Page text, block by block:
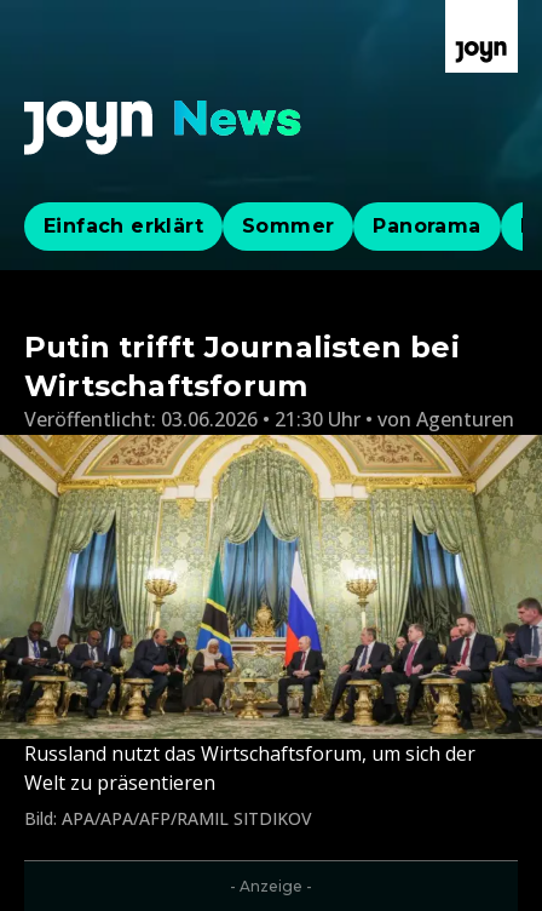
Einfach erklärt Sommer Panorama
Putin trifft Journalisten bei
Wirtschaftsforum
Veröffentlicht: 03.06.2026 • 21:30 Uhr von Agenturen
Russland nutzt das Wirtschaftsforum, um sich der
Welt zu präsentieren
Bild: APA/APA/AFP/RAMIL SITDIKOV
- Anzeige -